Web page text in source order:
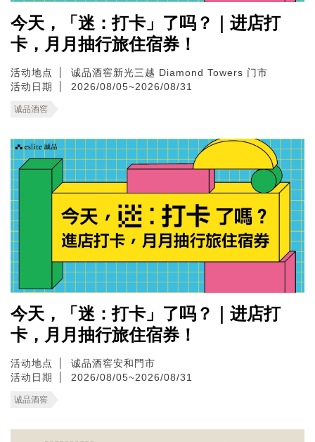
今天，「迷：打卡」了吗？｜进店打
卡，月月抽行旅住宿券！
活动地点
诚品酒窖新光三越 Diamond Towers 门市
活动日期
2026/08/05~2026/08/31
诚品酒窖
今天，「迷：打卡」了吗？｜进店打
卡，月月抽行旅住宿券！
活动地点
诚品酒窖安和門市
活动日期
2026/08/05~2026/08/31
诚品酒窖